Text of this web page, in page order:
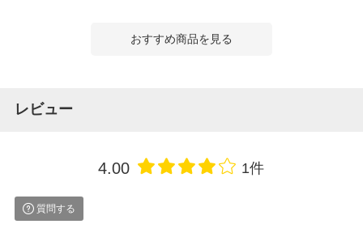
おすすめ商品を見る
レビュー
4.00 1件
質問する